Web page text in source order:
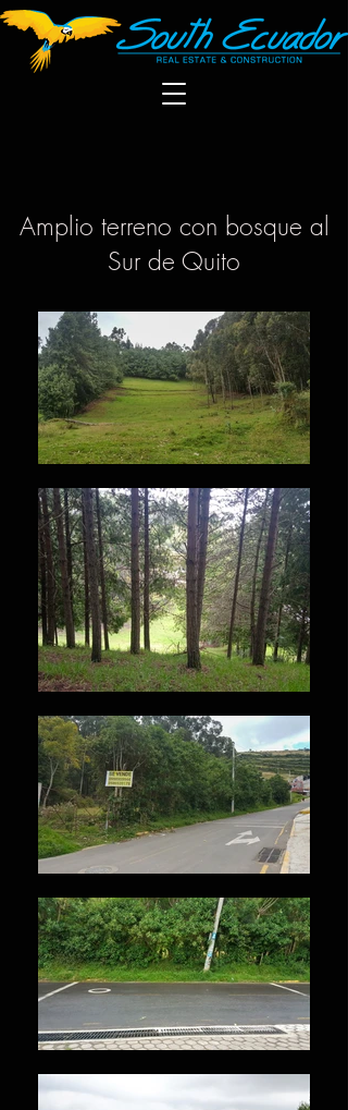
Amplio terreno con bosque al
Sur de Quito